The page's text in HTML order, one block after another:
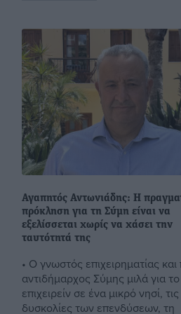
Αγαπητός Αντωνιάδης: Η
πρόκληση για τη Σύμη είναι να
εξελίσσεται χωρίς να χάσει την
ταυτότητά της
• Ο γνωστός επιχειρηματίας
αντιδήμαρχος Σύμης μιλά για το
επιχειρείν σε ένα μικρό νησί, τις
δυσκολίες των επενδύσεων, τη